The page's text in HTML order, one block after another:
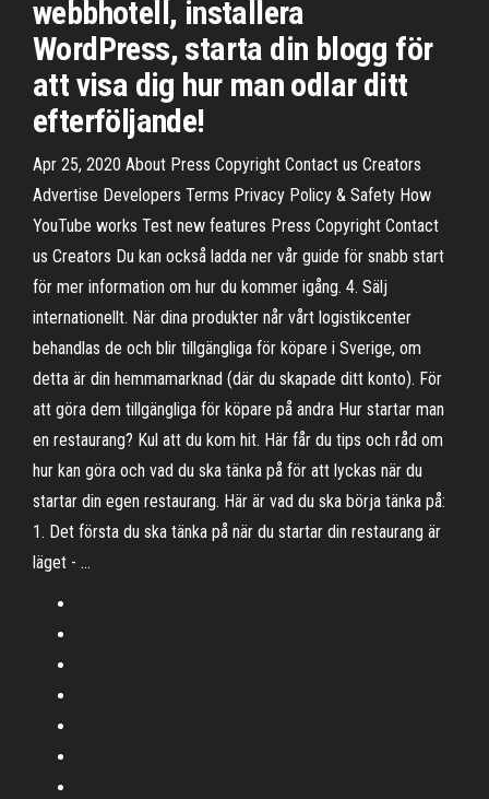
webbhotell, installera
WordPress, starta din blogg för
att visa dig hur man odlar ditt
efterföljande!
Apr 25, 2020 About Press Copyright Contact us Creators
Advertise Developers Terms Privacy Policy & Safety How
YouTube works Test new features Press Copyright Contact
us Creators Du kan också ladda ner vår guide för snabb start
för mer information om hur du kommer igång. 4. Sälj
internationellt. När dina produkter når vårt logistikcenter
behandlas de och blir tillgängliga för köpare i Sverige, om
detta är din hemmamarknad (där du skapade ditt konto). För
att göra dem tillgängliga för köpare på andra Hur startar man
en restaurang? Kul att du kom hit. Här får du tips och råd om
hur kan göra och vad du ska tänka på för att lyckas när du
startar din egen restaurang. Här är vad du ska börja tänka på:
1. Det första du ska tänka på när du startar din restaurang är
läget - …